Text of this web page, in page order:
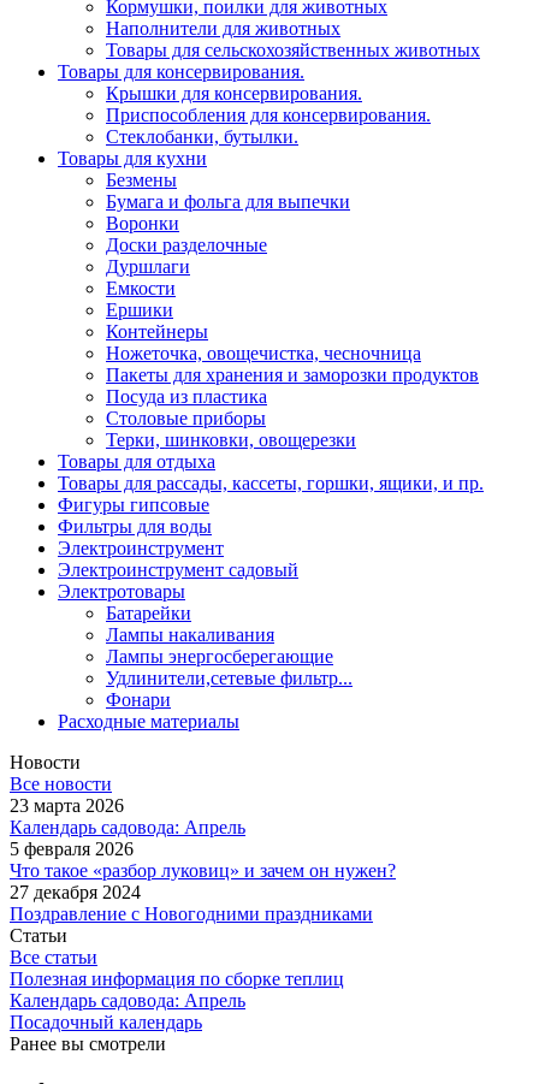
Кормушки, поилки для животных
Наполнители для животных
Товары для сельскохозяйственных животных
Товары для консервирования.
Крышки для консервирования.
Приспособления для консервирования.
Стеклобанки, бутылки.
Товары для кухни
Безмены
Бумага и фольга для выпечки
Воронки
Доски разделочные
Дуршлаги
Емкости
Ершики
Контейнеры
Ножеточка, овощечистка, чесночница
Пакеты для хранения и заморозки продуктов
Посуда из пластика
Столовые приборы
Терки, шинковки, овощерезки
Товары для отдыха
Товары для рассады, кассеты, горшки, ящики, и пр.
Фигуры гипсовые
Фильтры для воды
Электроинструмент
Электроинструмент садовый
Электротовары
Батарейки
Лампы накаливания
Лампы энергосберегающие
Удлинители,сетевые фильтр...
Фонари
Расходные материалы
Новости
Все новости
23 марта 2026
Календарь садовода: Апрель
5 февраля 2026
Что такое «разбор луковиц» и зачем он нужен?
27 декабря 2024
Поздравление с Новогодними праздниками
Статьи
Все статьи
Полезная информация по сборке теплиц
Календарь садовода: Апрель
Посадочный календарь
Ранее вы смотрели